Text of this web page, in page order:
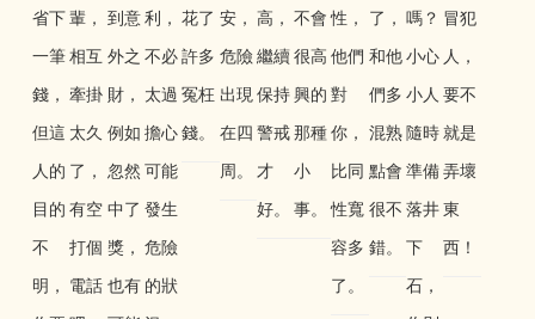
省下
一筆
錢，
但這
人的
目的
不
明，
輩，
相互
牽掛
太久
了，
有空
打個
電話
到意
外之
財，
例如
忽然
中了
獎，
也有
利，
不必
太過
擔心
可能
發生
危險
的狀
花了
許多
冤枉
錢。
安，
危險
出現
在四
周。
高，
繼續
保持
警戒
才
好。
不會
很高
興的
那種
小
事。
性，
他們
對
你，
比同
性寬
容多
了。
了，
和他
們多
混熟
點會
很不
錯。
嗎？
小心
小人
隨時
準備
落井
下
石，
冒犯
人，
要不
就是
弄壞
東
西！